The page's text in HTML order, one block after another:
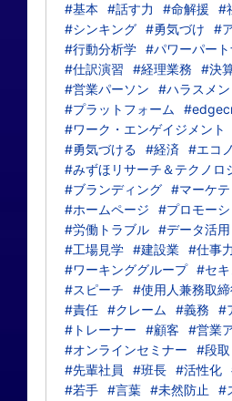
#基本
#話す力 #命解援
#
#シンキング #勇気づけ #
#行動分析学 #パワーパー
#仕訳演習
#経理業務 #決
#営業パーソン
#ハラスメ
#プラットフォーム
#ワーク・エンゲイジメント
#勇気づける
#経済 #エコ
#みずほリサーチ＆テクノロ
#ブランディング #マーケ
#ホームページ
#プロモー
#労働トラブル #データ活用
#工場見学 #建設業 #仕事力
#ワーキンググループ #セキ
#スピーチ
#使用人兼務取
#責任 #クレーム #義務 #
#トレーナー
#顧客
#営業
#オンラインセミナー
#段取
#先輩社員
#班長 #活性化
#若手 #言葉 #未然防止
#